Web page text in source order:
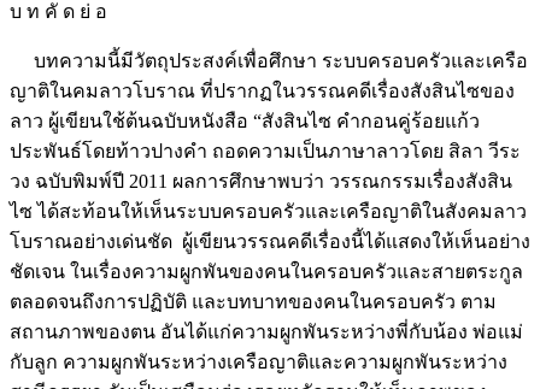
บ ท คั ด ย่ อ
บทความนี้มีวัตถุประสงค์เพื่อศึกษา ระบบครอบครัวและเครือ
ญาติในคมลาวโบราณ ที่ปรากฏในวรรณคดีเรื่องสังสินไซของ
ลาว ผู้เขียนใช้ต้นฉบับหนังสือ “สังสินไซ คำกอนคู่ร้อยแก้ว
ประพันธ์โดยท้าวปางคำ ถอดความเป็นภาษาลาวโดย สิลา วีระ
วง ฉบับพิมพ์ปี 2011 ผลการศึกษาพบว่า วรรณกรรมเรื่องสังสิน
ไซ ได้สะท้อนให้เห็นระบบครอบครัวและเครือญาติในสังคมลาว
โบราณอย่างเด่นชัด ผู้เขียนวรรณคดีเรื่องนี้ได้แสดงให้เห็นอย่าง
ชัดเจน ในเรื่องความผูกพันของคนในครอบครัวและสายตระกูล
ตลอดจนถึงการปฏิบัติ และบทบาทของคนในครอบครัว ตาม
สถานภาพของตน อันได้แก่ความผูกพันระหว่างพี่กับน้อง พ่อแม่
กับลูก ความผูกพันระหว่างเครือญาติและความผูกพันระหว่าง